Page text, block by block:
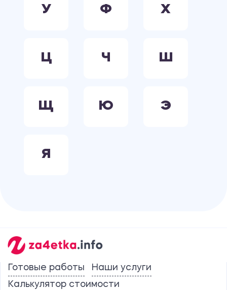
У Ф Х
Ц Ч Ш
Щ Ю Э
Я
Готовые работы
Наши услуги
Калькулятор стоимости